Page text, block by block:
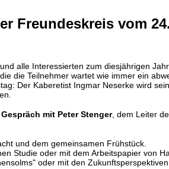
Freundeskreis vom
alle Interessierten zum diesjährigen
die Teilnehmer wartet wie immer ein
Der Kaberetist Ingmar Neserke wird
Gespräch mit Peter Stenger, dem Leiter
und dem gemeinsamen Frühstück.
Studie oder mit dem Arbeitspapier von
oder mit den